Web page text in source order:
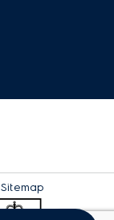
Sitemap